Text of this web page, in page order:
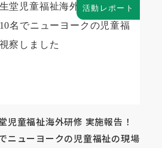
活動レポート
児童福祉海外研修 実施報告！
ニューヨークの児童福祉の現場